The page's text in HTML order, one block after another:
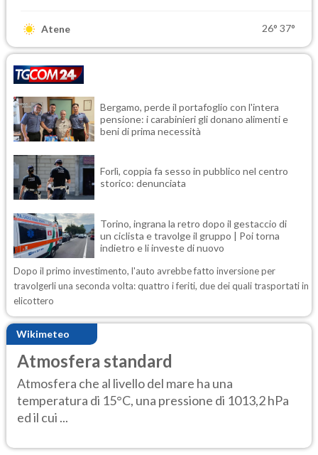
Atene 26° 37°
Bergamo, perde il portafoglio con l'intera
pensione: i carabinieri gli donano alimenti e
beni di prima necessità
Forlì, coppia fa sesso in pubblico nel centro
storico: denunciata
Torino, ingrana la retro dopo il gestaccio di
un ciclista e travolge il gruppo | Poi torna
indietro e li investe di nuovo
Dopo il primo investimento, l'auto avrebbe fatto inversione per
travolgerli una seconda volta: quattro i feriti, due dei quali trasportati in
elicottero
Wikimeteo
Atmosfera standard
Atmosfera che al livello del mare ha una
temperatura di 15°C, una pressione di 1013,2 hPa
ed il cui ...